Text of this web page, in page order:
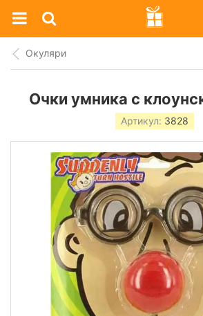
Prazdnik
Shop
Окуляри
Очки умника с
Артикул: 3828